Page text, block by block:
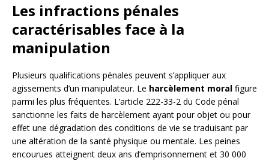
Les infractions pénales
caractérisables face à la
manipulation
Plusieurs qualifications pénales peuvent s’appliquer aux
agissements d’un manipulateur. Le harcèlement moral figure
parmi les plus fréquentes. L’article 222-33-2 du Code pénal
sanctionne les faits de harcèlement ayant pour objet ou pour
effet une dégradation des conditions de vie se traduisant par
une altération de la santé physique ou mentale. Les peines
encourues atteignent deux ans d’emprisonnement et 30 000